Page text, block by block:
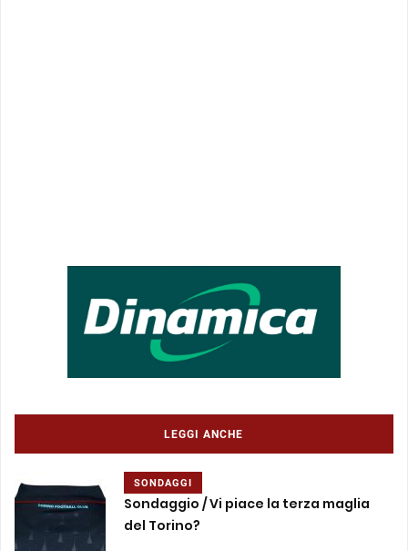
LEGGI ANCHE
SONDAGGI
Sondaggio / Vi piace la terza maglia
del Torino?